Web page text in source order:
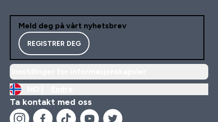
Meld deg på vårt nyhetsbrev
REGISTRER DEG
Ta kontakt med oss